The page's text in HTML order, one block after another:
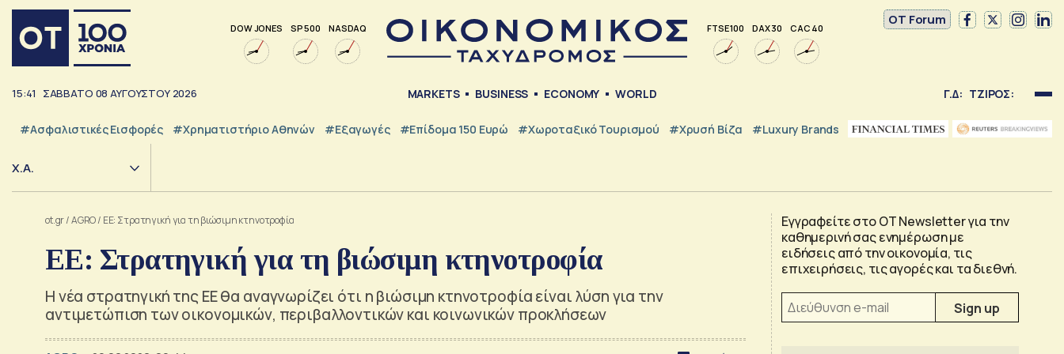
DOW JONES SP 500 NASDAQ FTSE 100 DAX 30 CAC 40
OT Forum
15:41 ΣΑΒΒΑΤΟ 08 ΑΥΓΟΥΣΤΟΥ 2026 MARKETS BUSINESS ECONOMY WORLD Γ.Δ: ΤΖΙΡΟΣ:
#Ασφαλιστικές Εισφορές #Χρηματιστήριο Αθηνών #εξαγωγές #Επίδομα 150 Ευρώ #Χωροταξικό Τουρισμού #Χρυσή Βίζα #luxury Brands
Χ.Α.
ot.gr/AGRO/ ΕΕ: Στρατηγική για τη βιώσιμη κτηνοτροφία
ΕΕ: Στρατηγική για τη βιώσιμη κτηνοτροφία
Η νέα στρατηγική της ΕΕ θα αναγνωρίζει ότι η βιώσιμη κτηνοτροφία είναι λύση για την
αντιμετώπιση των οικονομικών, περιβαλλοντικών και κοινωνικών προκλήσεων
Εγγραφείτε στο OT Newsletter για την
καθημερινή σας ενημέρωση με
ειδήσεις από την οικονομία, τις
επιχειρήσεις, τις αγορές και τα διεθνή.